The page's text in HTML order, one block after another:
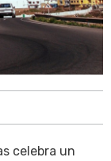
celebra un